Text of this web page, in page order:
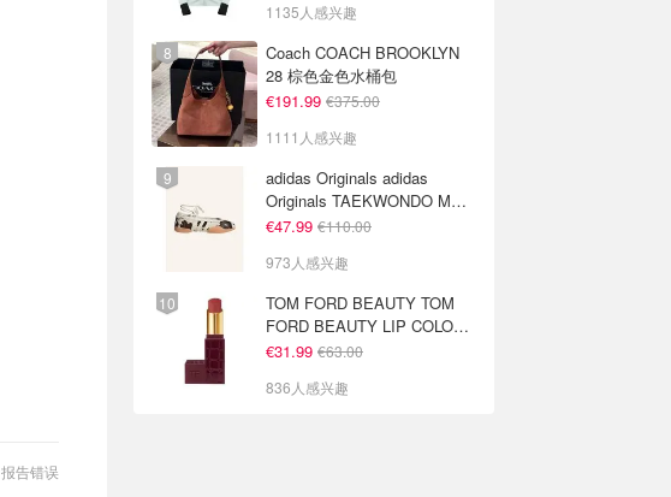
报告错误
1135人感兴趣
Coach COACH BROOKLYN
28 棕色金色水桶包
€191.99 €375.00
1111人感兴趣
adidas Originals adidas
Originals TAEKWONDO MEI
芭蕾鞋 棕色米色
€47.99 €110.00
973人感兴趣
TOM FORD BEAUTY TOM
FORD BEAUTY LIP COLOR
SATIN MATTE 裸玫瑰口红
€31.99 €63.00
836人感兴趣